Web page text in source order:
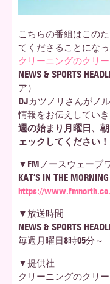
海
道
こちらの番組はこの
てくださることにな
クリーニングのクリ
NEWS & SPORTS
ア）
DJカツノリさんがノ
情報をお伝えしていき
週の始まり月曜日、
ェックしてください！
▼FMノースウェーブ
KAT’S IN THE
https://
▼放送時間
NEWS & SPORTS
毎週月曜日8時05分～
▼提供社
クリーニングのクリ